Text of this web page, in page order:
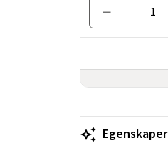
Egenskaper